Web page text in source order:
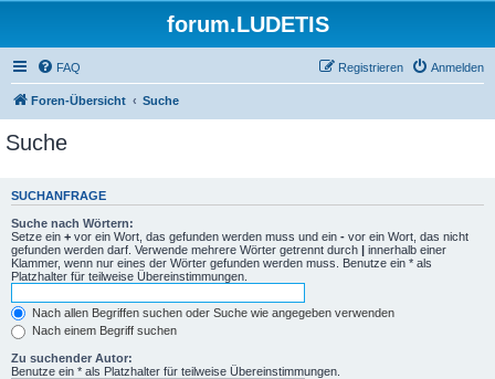
forum.LUDETIS
FAQ Anmelden
Registrieren
Foren-Übersicht Suche
Suche
SUCHANFRAGE
Suche nach Wörtern:
Setze ein + vor ein Wort, das gefunden werden muss und ein - vor ein Wort, das nicht
gefunden werden darf. Verwende mehrere Wörter getrennt durch | innerhalb einer
Klammer, wenn nur eines der Wörter gefunden werden muss. Benutze ein * als
Platzhalter für teilweise Übereinstimmungen.
Nach allen Begriffen suchen oder Suche wie angegeben verwenden
Nach einem Begriff suchen
Zu suchender Autor:
Benutze ein * als Platzhalter für teilweise Übereinstimmungen.